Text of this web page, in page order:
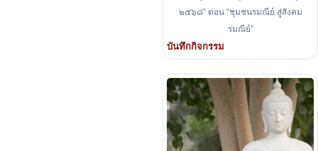
๒๕๖๘” ตอน “ชุมชนรมณีย์ สู่สังคม
รมณีย์”
บันทึกกิจกรรม